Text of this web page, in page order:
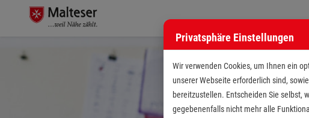
Privatsphäre Einstellungen
Wir verwenden Cookies, um Ihnen ein
unserer Webseite erforderlich sind,
bereitzustellen. Entscheiden Sie selbst,
gegebenenfalls nicht mehr alle